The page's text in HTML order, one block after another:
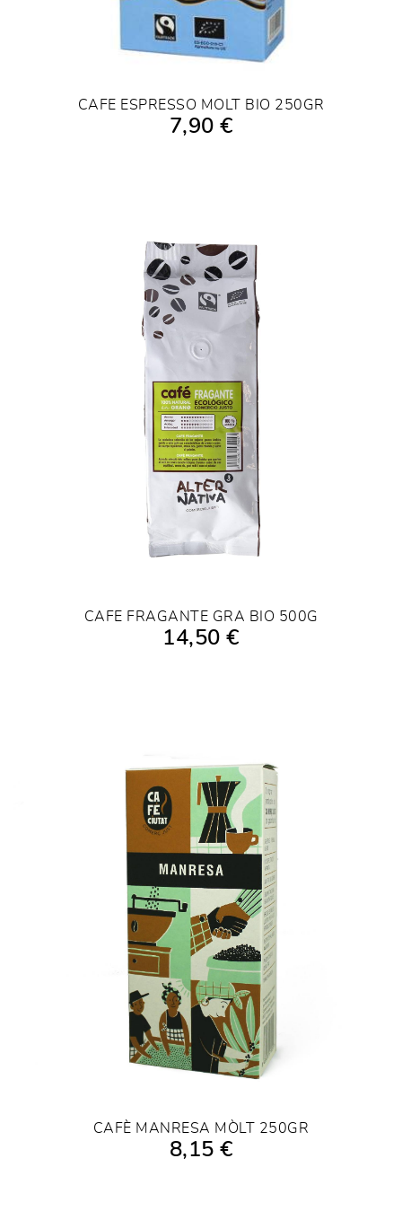
AFEGIR A LA COMPRA
CAFE ESPRESSO MOLT BIO 250GR
7,90 €
AFEGIR A LA COMPRA
CAFE FRAGANTE GRA BIO 500G
14,50 €
AFEGIR A LA COMPRA
CAFÈ MANRESA MÒLT 250GR
8,15 €